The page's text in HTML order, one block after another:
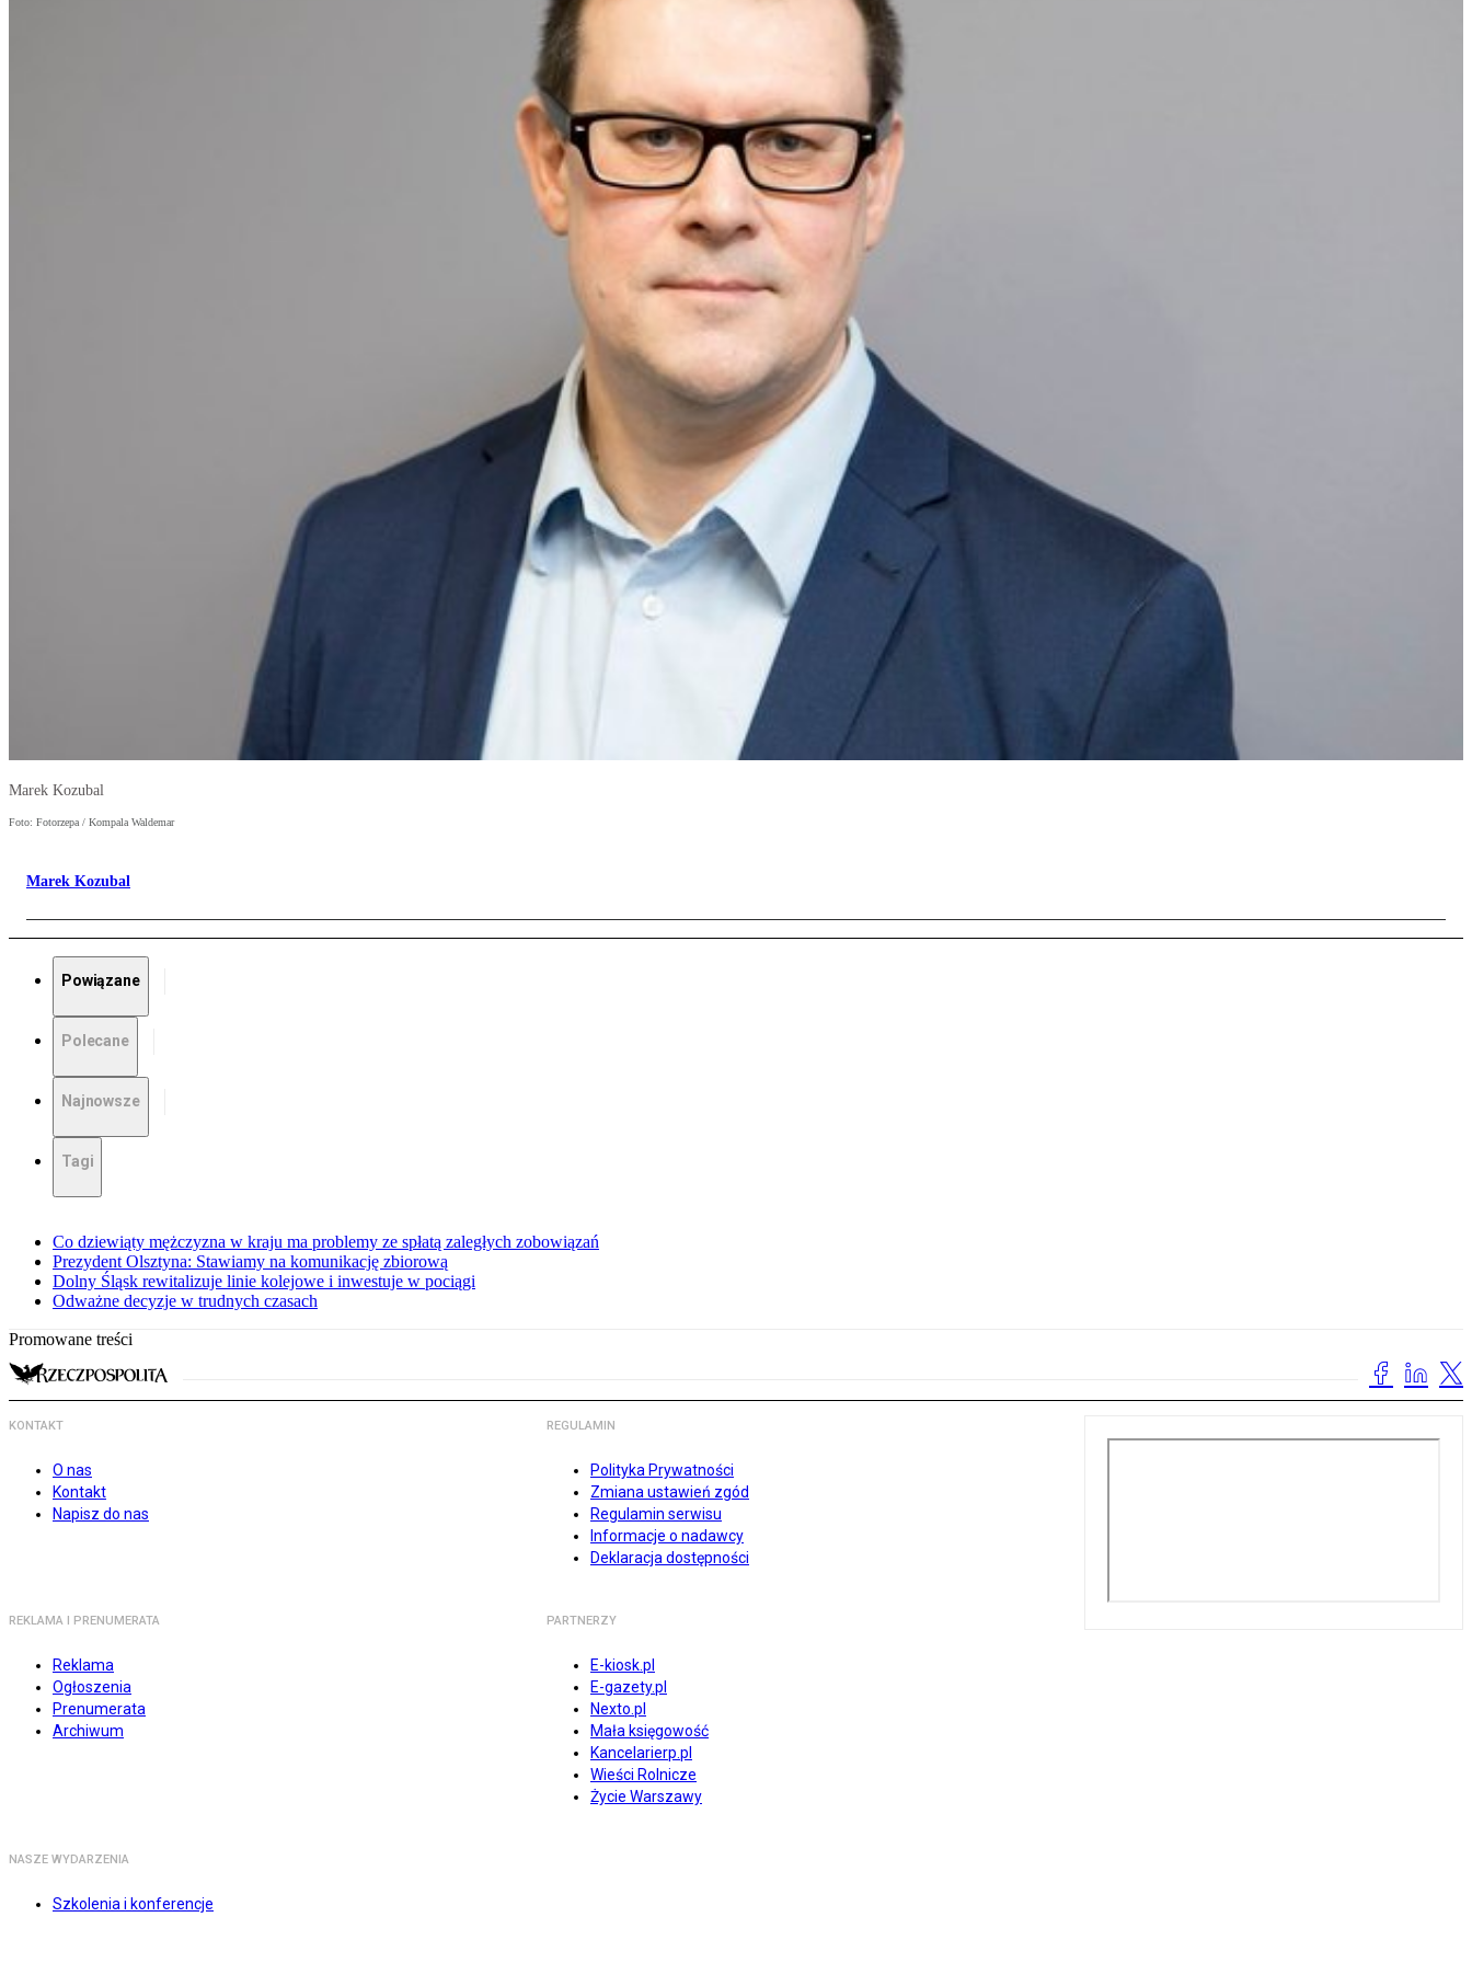
Marek Kozubal
Foto: Fotorzepa / Kompala Waldemar
Marek Kozubal
Powiązane
Polecane
Najnowsze
Tagi
Co dziewiąty mężczyzna w kraju ma problemy ze spłatą zaległych zobowiązań
Prezydent Olsztyna: Stawiamy na komunikację zbiorową
Dolny Śląsk rewitalizuje linie kolejowe i inwestuje w pociągi
Odważne decyzje w trudnych czasach
Promowane treści
KONTAKT
O nas
Kontakt
Napisz do nas
REGULAMIN
Polityka Prywatności
Zmiana ustawień zgód
Regulamin serwisu
Informacje o nadawcy
Deklaracja dostępności
REKLAMA I PRENUMERATA
Reklama
Ogłoszenia
Prenumerata
Archiwum
PARTNERZY
E-kiosk.pl
E-gazety.pl
Nexto.pl
Mała księgowość
Kancelarierp.pl
Wieści Rolnicze
Życie Warszawy
NASZE WYDARZENIA
Szkolenia i konferencje